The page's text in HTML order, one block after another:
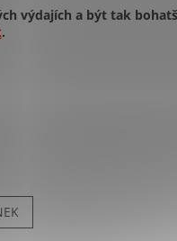
výdajích a být tak
.